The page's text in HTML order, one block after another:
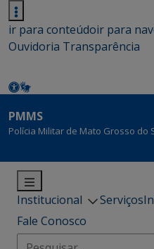
ir para conteúdoir para
Ouvidoria Transparência
PMMS
Polícia Militar de Mato Grosso do
Institucional Serviços
Fale Conosco
Pesquisar